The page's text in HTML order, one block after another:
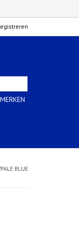
MERKEN
BLUE